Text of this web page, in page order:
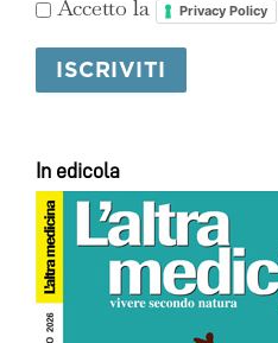
Accetto la Privacy Policy
In edicola